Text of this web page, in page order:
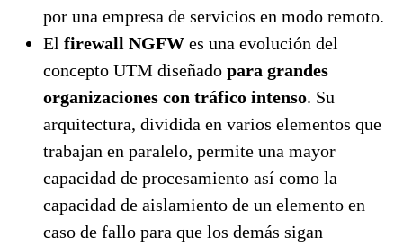
por una empresa de servicios en modo remoto.
El firewall NGFW es una evolución del
concepto UTM diseñado para grandes
organizaciones con tráfico intenso. Su
arquitectura, dividida en varios elementos que
trabajan en paralelo, permite una mayor
capacidad de procesamiento así como la
capacidad de aislamiento de un elemento en
caso de fallo para que los demás sigan